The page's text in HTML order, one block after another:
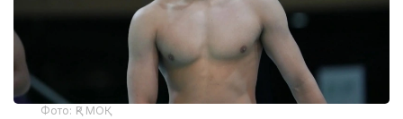
Фото: ҚР МОҚ